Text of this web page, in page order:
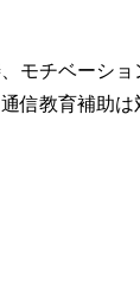
モチベーショ
信教育補助は